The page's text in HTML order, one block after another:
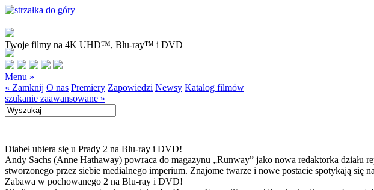
Twoje filmy na 4K UHD™, Blu-ray™ i DVD
Menu »
« Zamknij O nas Premiery Zapowiedzi Newsy Katalog filmów
szukanie zaawansowane »
Diabeł ubiera się u Prady 2 na Blu-ray i DVD!
Andy Sachs (Anne Hathaway) powraca do magazynu „Runway” jako nowa redaktorka działu
stworzonego przez siebie medialnego imperium. Znajome twarze i nowe postacie spotykają
Zabawa w pochowanego 2 na Blu-ray i DVD!